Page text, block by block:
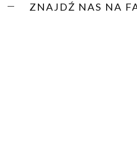
ZNAJDŹ NAS NA